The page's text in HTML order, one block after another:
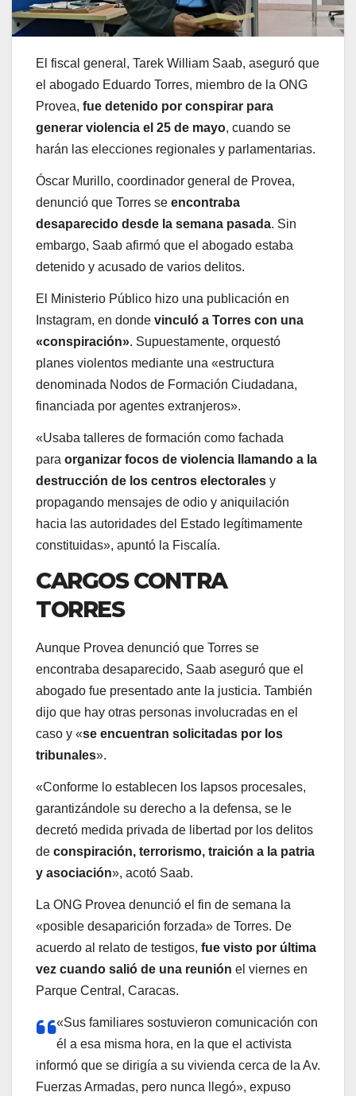
El fiscal general, Tarek William Saab, aseguró que
el abogado Eduardo Torres, miembro de la ONG
Provea, fue detenido por conspirar para
generar violencia el 25 de mayo, cuando se
harán las elecciones regionales y parlamentarias.
Óscar Murillo, coordinador general de Provea,
denunció que Torres se encontraba
desaparecido desde la semana pasada. Sin
embargo, Saab afirmó que el abogado estaba
detenido y acusado de varios delitos.
El Ministerio Público hizo una publicación en
Instagram, en donde vinculó a Torres con una
«conspiración». Supuestamente, orquestó
planes violentos mediante una «estructura
denominada Nodos de Formación Ciudadana,
financiada por agentes extranjeros».
«Usaba talleres de formación como fachada
para organizar focos de violencia llamando a la
destrucción de los centros electorales y
propagando mensajes de odio y aniquilación
hacia las autoridades del Estado legítimamente
constituidas», apuntó la Fiscalía.
CARGOS CONTRA
TORRES
Aunque Provea denunció que Torres se
encontraba desaparecido, Saab aseguró que el
abogado fue presentado ante la justicia. También
dijo que hay otras personas involucradas en el
caso y «se encuentran solicitadas por los
tribunales».
«Conforme lo establecen los lapsos procesales,
garantizándole su derecho a la defensa, se le
decretó medida privada de libertad por los delitos
de conspiración, terrorismo, traición a la patria
y asociación», acotó Saab.
La ONG Provea denunció el fin de semana la
«posible desaparición forzada» de Torres. De
acuerdo al relato de testigos, fue visto por última
vez cuando salió de una reunión el viernes en
Parque Central, Caracas.
«Sus familiares sostuvieron comunicación con
él a esa misma hora, en la que el activista
informó que se dirigía a su vivienda cerca de la Av.
Fuerzas Armadas, pero nunca llegó», expuso